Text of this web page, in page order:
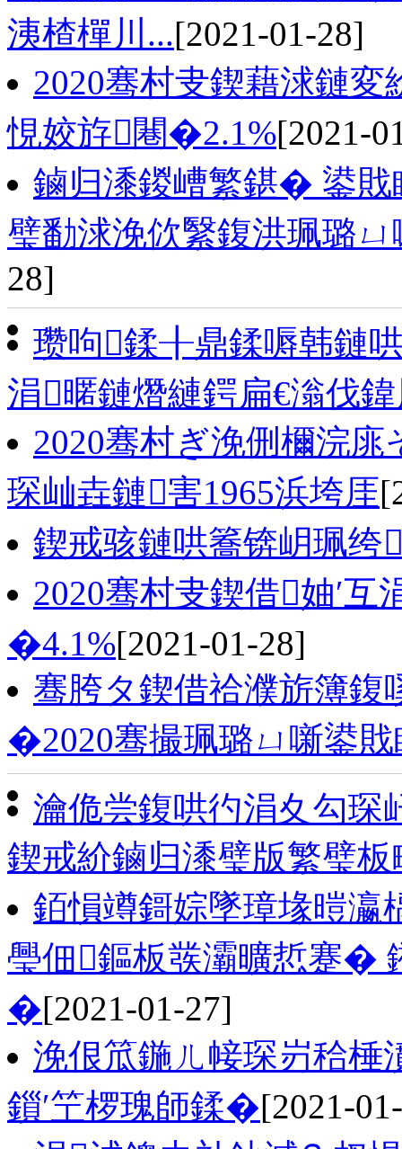
洟楂樿川...[2021-01-28]
2020骞村叏鍥藉浗鏈
悓姣斿闀�2.1%[2021-
鏀归潻鍐嶆繁鍖� 鍙戝
璧勫浗浼佽繄鍑洪珮璐
28]
瓒呴鍒╂鼎鍒嗕韩鏈
涓暱鏈熸縺鍔扁€滃伐
2020骞村ぎ浼侀檷浣
琛屾垚鏈害1965浜垮厓
鍥戒骇鏈哄簥锛岄珮绔
2020骞村叏鍥借妯′
�4.1%[2021-01-28]
骞胯タ鍥借祫濮旂簿鍑
�2020骞撮珮璐ㄩ噺鍙戝
瀹佹尝鍑哄彴涓夊勾琛
鍥戒紒鏀归潻璧版繁璧板
銆愪竴鎶婃墜璋堟暟瀛
璺佃鏂板彂灞曠悊蹇�
�[2021-01-27]
浼佷笟鍦ㄦ帹琛岃秴棰
鎻′笁椤瑰師鍒�[2021-